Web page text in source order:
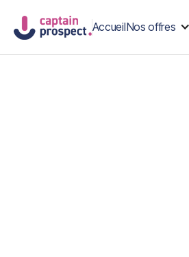
AccueilNos offres